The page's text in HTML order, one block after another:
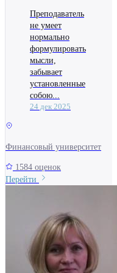
Преподаватель
не умеет
нормально
формулировать
мысли,
забывает
установленные
собою...
24 дек 2025
Финансовый университет
1584 оценок
Перейти